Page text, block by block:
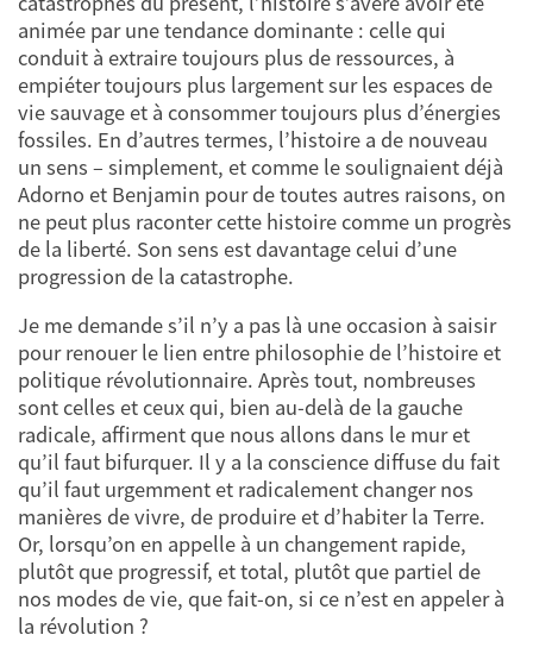
animée par une tendance dominante : celle qui
conduit à extraire toujours plus de ressources, à
empiéter toujours plus largement sur les espaces de
vie sauvage et à consommer toujours plus d’énergies
fossiles. En d’autres termes, l’histoire a de nouveau
un sens – simplement, et comme le soulignaient déjà
Adorno et Benjamin pour de toutes autres raisons, on
ne peut plus raconter cette histoire comme un progrès
de la liberté. Son sens est davantage celui d’une
progression de la catastrophe.
Je me demande s’il n’y a pas là une occasion à saisir
pour renouer le lien entre philosophie de l’histoire et
politique révolutionnaire. Après tout, nombreuses
sont celles et ceux qui, bien au-delà de la gauche
radicale, affirment que nous allons dans le mur et
qu’il faut bifurquer. Il y a la conscience diffuse du fait
qu’il faut urgemment et radicalement changer nos
manières de vivre, de produire et d’habiter la Terre.
Or, lorsqu’on en appelle à un changement rapide,
plutôt que progressif, et total, plutôt que partiel de
nos modes de vie, que fait-on, si ce n’est en appeler à
la révolution ?